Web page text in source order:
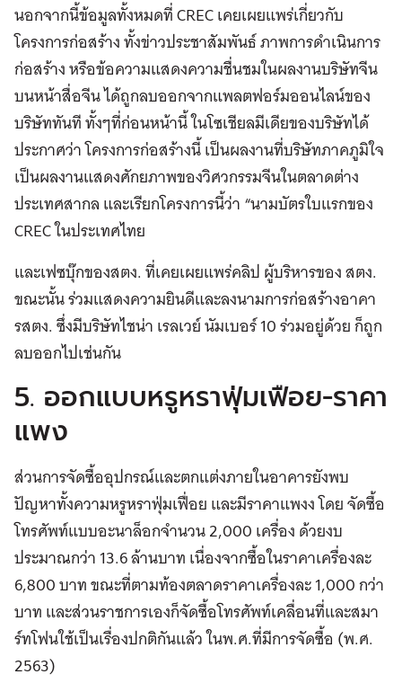
นอกจากนี้ข้อมูลทั้งหมดที่ CREC เคยเผยแพร่เกี่ยวกับ
โครงการก่อสร้าง ทั้งข่าวประชาสัมพันธ์ ภาพการดำเนินการ
ก่อสร้าง หรือข้อความแสดงความชื่นชมในผลงานบริษัทจีน
บนหน้าสื่อจีน ได้ถูกลบออกจากแพลตฟอร์มออนไลน์ของ
บริษัททันที ทั้งๆที่ก่อนหน้านี้ ในโซเชียลมีเดียของบริษัทได้
ประกาศว่า โครงการก่อสร้างนี้ เป็นผลงานที่บริษัทภาคภูมิใจ
เป็นผลงานแสดงศักยภาพของวิศวกรรมจีนในตลาดต่าง
ประเทศสากล และเรียกโครงการนี้ว่า “นามบัตรใบแรกของ
CREC ในประเทศไทย
และเฟซบุ๊กของสตง. ที่เคยเผยแพร่คลิป ผู้บริหารของ สตง.
ขณะนั้น ร่วมแสดงความยินดีและลงนามการก่อสร้างอาคา
รสตง. ซึ่งมีบริษัทไชน่า เรลเวย์ นัมเบอร์ 10 ร่วมอยู่ด้วย ก็ถูก
ลบออกไปเช่นกัน
5. ออกแบบหรูหราฟุ่มเฟือย-ราคา
แพง
ส่วนการจัดซื้ออุปกรณ์และตกแต่งภายในอาคารยังพบ
ปัญหาทั้งความหรูหราฟุ่มเฟื่อย และมีราคาแพงง โดย จัดซื้อ
โทรศัพท์แบบอะนาล็อกจำนวน 2,000 เครื่อง ด้วยงบ
ประมาณกว่า 13.6 ล้านบาท เนื่องจากซื้อในราคาเครื่องละ
6,800 บาท ขณะที่ตามท้องตลาดราคาเครื่องละ 1,000 กว่า
บาท และส่วนราชการเองก็จัดซื้อโทรศัพท์เคลื่อนที่และสมา
ร์ทโฟนใช้เป็นเรื่องปกติกันแล้ว ในพ.ศ.ที่มีการจัดซื้อ (พ.ศ.
2563)